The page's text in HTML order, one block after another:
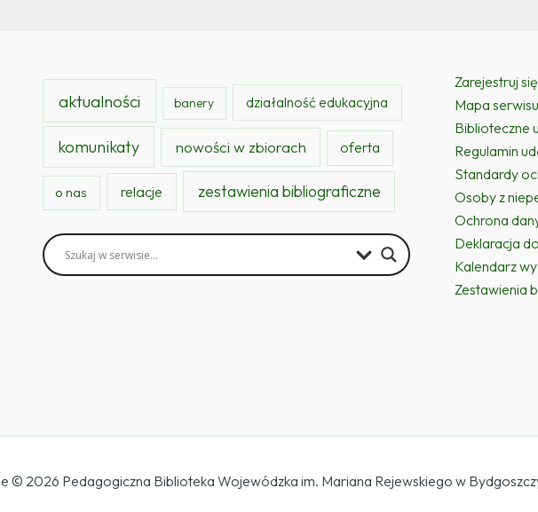
aktualności banery działalność edukacyjna
komunikaty nowości w zbiorach oferta
o nas relacje zestawienia bibliograficzne
Zarejestruj
Mapa serwisu
Biblioteczne
Regulamin
Standardy
Osoby z
Ochrona
Deklaracja
Kalendarz
Zestawienia
© 2026 Pedagogiczna Biblioteka Wojewódzka im. Mariana Rejewskiego w